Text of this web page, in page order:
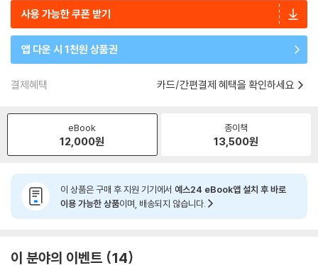
사용 가능한 쿠폰 받기
앱 다운 시 1천원 상품권
결제혜택 카드/간편결제 혜택을 확인하세요
eBook
12,000원
종이책
13,500원
이 상품은 구매 후 지원 기기에서 예스24 eBook앱 설치 후 바로
이용 가능한 상품이며, 배송되지 않습니다.
이 분야의 이벤트 14